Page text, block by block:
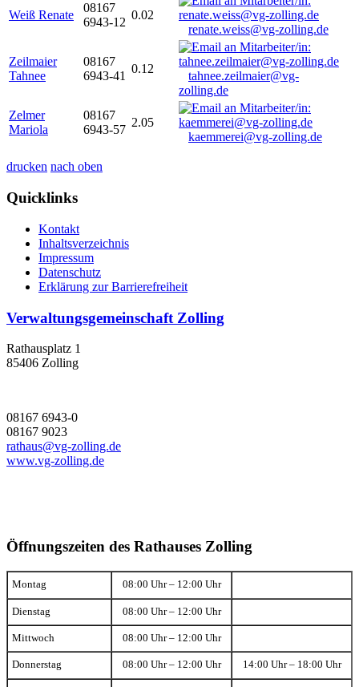
Weiß Renate
08167
6943-12
0.02
renate.weiss@vg-zolling.de
Zeilmaier
Tahnee
08167
6943-41
0.12
tahnee.zeilmaier@vg-
zolling.de
Zelmer
Mariola
08167
6943-57
2.05
kaemmerei@vg-zolling.de
drucken nach oben
Quicklinks
Kontakt
Inhaltsverzeichnis
Impressum
Datenschutz
Erklärung zur Barrierefreiheit
Verwaltungsgemeinschaft Zolling
Rathausplatz 1
85406 Zolling
08167 6943-0
08167 9023
rathaus@vg-zolling.de
www.vg-zolling.de
Öffnungszeiten des Rathauses Zolling
Montag 08:00 Uhr – 12:00 Uhr
Dienstag 08:00 Uhr – 12:00 Uhr
Mittwoch 08:00 Uhr – 12:00 Uhr
Donnerstag 08:00 Uhr – 12:00 Uhr 14:00 Uhr – 18:00 Uhr